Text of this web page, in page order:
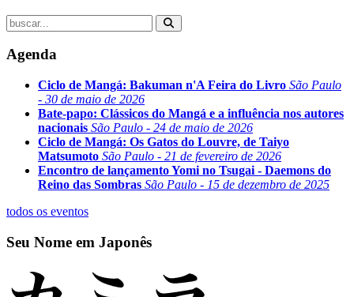
Agenda
Ciclo de Mangá: Bakuman n'A Feira do Livro São Paulo
- 30 de maio de 2026
Bate-papo: Clássicos do Mangá e a influência nos autores
nacionais São Paulo - 24 de maio de 2026
Ciclo de Mangá: Os Gatos do Louvre, de Taiyo
Matsumoto São Paulo - 21 de fevereiro de 2026
Encontro de lançamento Yomi no Tsugai - Daemons do
Reino das Sombras São Paulo - 15 de dezembro de 2025
todos os eventos
Seu Nome em Japonês